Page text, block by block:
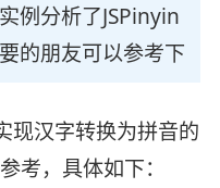
例分析了JSPinyin
的朋友可以参考下
现汉字转换为拼音的
考，具体如下：